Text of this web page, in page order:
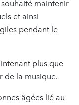
maintenir
et ainsi
pendant le
plus que
de la musique.
âgées lié au